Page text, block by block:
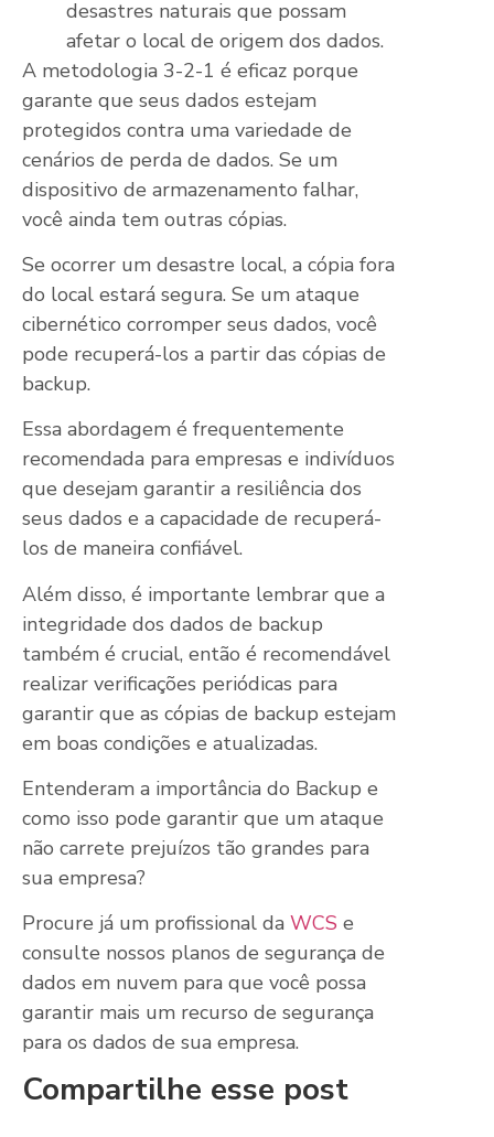
desastres naturais que possam
afetar o local de origem dos dados.
A metodologia 3-2-1 é eficaz porque
garante que seus dados estejam
protegidos contra uma variedade de
cenários de perda de dados. Se um
dispositivo de armazenamento falhar,
você ainda tem outras cópias.
Se ocorrer um desastre local, a cópia fora
do local estará segura. Se um ataque
cibernético corromper seus dados, você
pode recuperá-los a partir das cópias de
backup.
Essa abordagem é frequentemente
recomendada para empresas e indivíduos
que desejam garantir a resiliência dos
seus dados e a capacidade de recuperá-
los de maneira confiável.
Além disso, é importante lembrar que a
integridade dos dados de backup
também é crucial, então é recomendável
realizar verificações periódicas para
garantir que as cópias de backup estejam
em boas condições e atualizadas.
Entenderam a importância do Backup e
como isso pode garantir que um ataque
não carrete prejuízos tão grandes para
sua empresa?
Procure já um profissional da WCS e
consulte nossos planos de segurança de
dados em nuvem para que você possa
garantir mais um recurso de segurança
para os dados de sua empresa.
Compartilhe esse post